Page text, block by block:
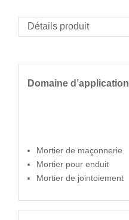
Domaine d’application
Mortier de maçonnerie
Mortier pour enduit
Mortier de jointoiement